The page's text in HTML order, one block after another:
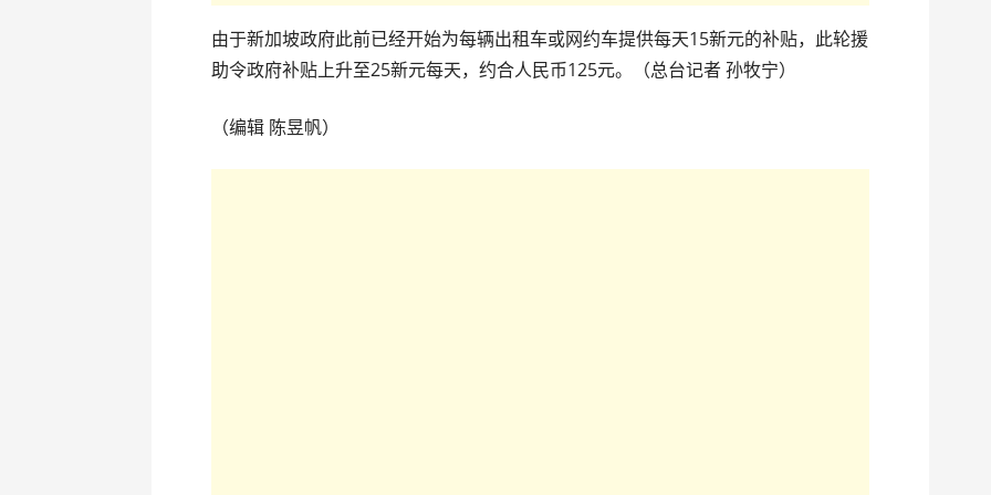
由于新加坡政府此前已经开始为每辆出租车或网约车提供每天15新元的补贴，此轮援
助令政府补贴上升至25新元每天，约合人民币125元。（总台记者 孙牧宁）
（编辑 陈昱帆）